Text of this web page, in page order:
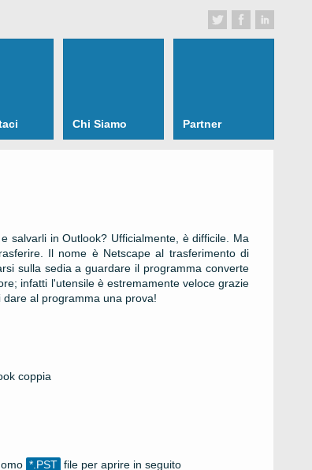
Chi Siamo Partner
salvarli in Outlook? Ufficialmente, è difficile. Ma
Il nome è Netscape al trasferimento di
sulla sedia a guardare il programma converte
infatti l'utensile è estremamente veloce grazie
al programma una prova!
coppia
*.PST file per aprire in seguito